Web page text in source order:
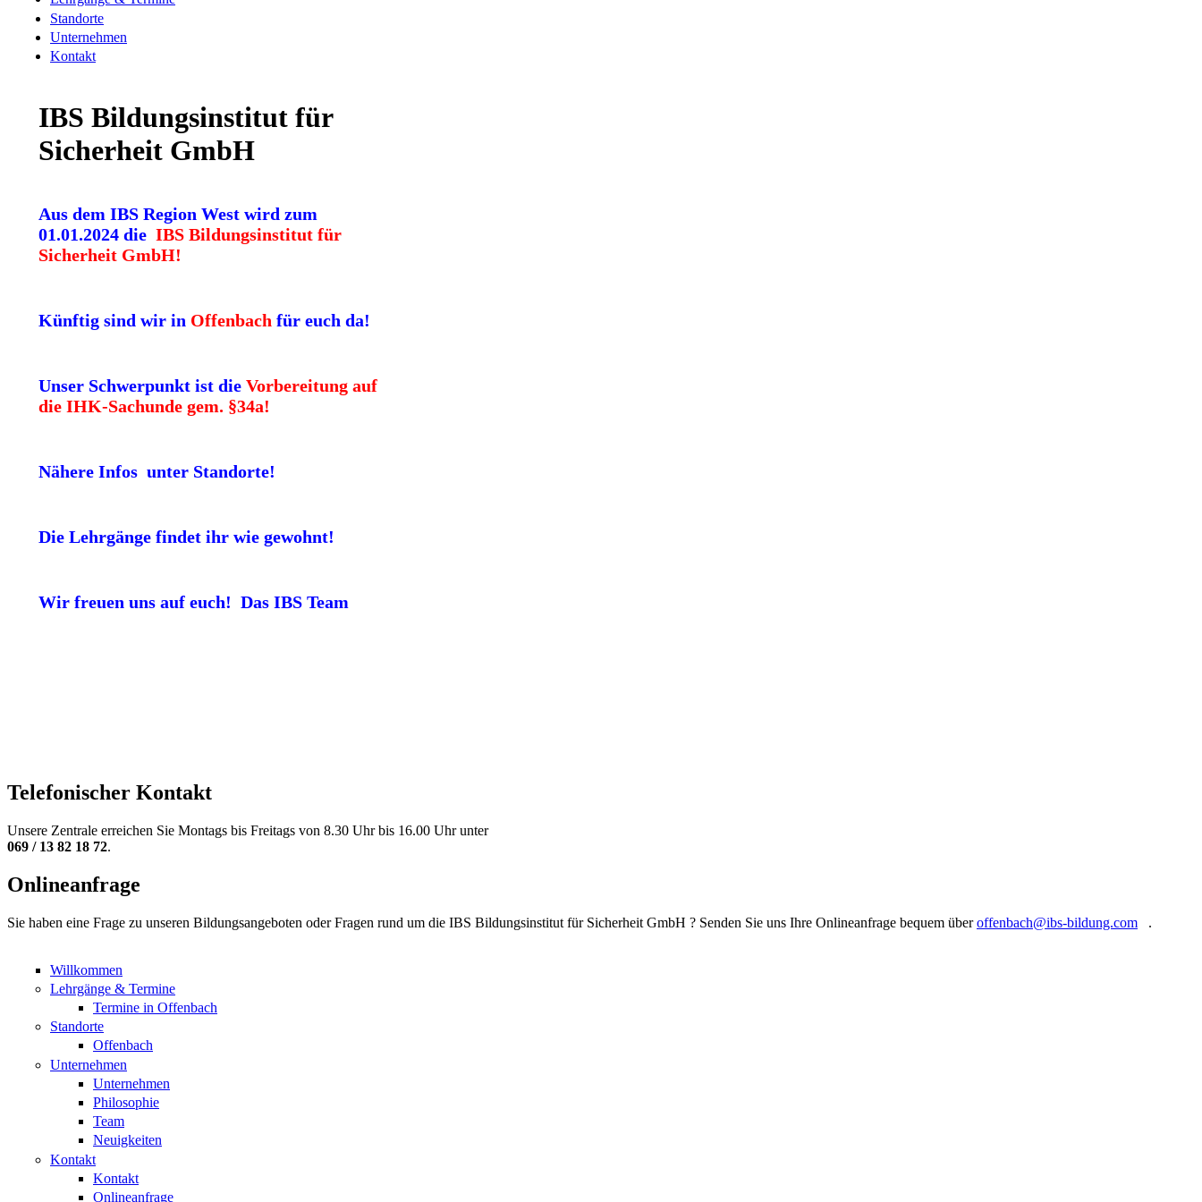
Standorte
Unternehmen
Kontakt
IBS Bildungsinstitut für
Sicherheit GmbH
Aus dem IBS Region West wird zum
01.01.2024 die IBS Bildungsinstitut für
Sicherheit GmbH!
Künftig sind wir in Offenbach für euch da!
Unser Schwerpunkt ist die Vorbereitung auf
die IHK-Sachunde gem. §34a!
Nähere Infos unter Standorte!
Die Lehrgänge findet ihr wie gewohnt!
Wir freuen uns auf euch! Das IBS Team
Telefonischer Kontakt
Unsere Zentrale erreichen Sie Montags bis Freitags von 8.30 Uhr bis 16.00 Uhr unter
069 / 13 82 18 72.
Onlineanfrage
Sie haben eine Frage zu unseren Bildungsangeboten oder Fragen rund um die IBS Bildungsinstitut für Sicherheit GmbH ? Senden Sie uns Ihre Onlineanfrage bequem überoffenbach@ibs-bildung.com (link sends
.
Willkommen
Lehrgänge & Termine
Termine in Offenbach
Standorte
Offenbach
Unternehmen
Unternehmen
Philosophie
Team
Neuigkeiten
Kontakt
Kontakt
Onlineanfrage